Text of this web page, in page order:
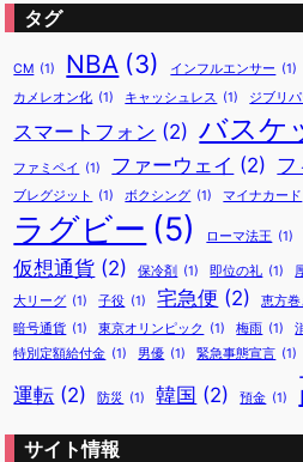
タグ
CM (1) NBA (3) インフルエンサー (1)
カメレオン化 (1) キャッシュレス (1) ジブリ
スマートフォン (2) バスケ
ファミペイ (1) ファーウェイ (2) フ
ブレグジット (1) ボクシング (1) マイナカード
ラグビー (5) ローマ法王 (1)
仮想通貨 (2) 保冷剤 (1) 即位の礼 (1)
大リーグ (1) 子役 (1) 宅急便 (2) 恵方巻
暗号通貨 (1) 東京オリンピック (1) 梅雨 (1)
特別定額給付金 (1) 男優 (1) 緊急事態宣言 (1)
運転 (2) 防災 (1) 韓国 (2) 預金 (1)
サイト情報